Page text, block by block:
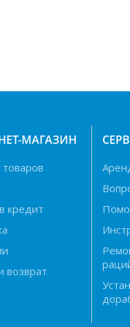
МАГАЗИН
товаров
кредит
возврат